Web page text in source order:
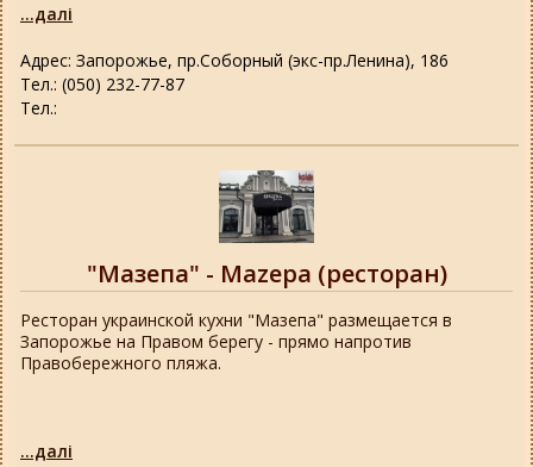
Адрес: Запорожье, пр.Соборный (экс-пр.Ленина), 186
Тел.: (050) 232-77-87
Тел.:
...далі
"Мазепа" - Mazepa (ресторан)
Ресторан украинской кухни "Мазепа" размещается в
Запорожье на Правом берегу - прямо напротив
Правобережного пляжа.
...далі